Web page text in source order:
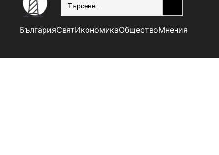
БългарияСвятИкономикаОбществоМнения